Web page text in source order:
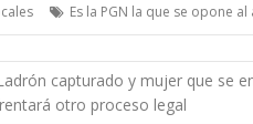
Es la PGN la que se opone
capturado y mujer que se
otro proceso legal